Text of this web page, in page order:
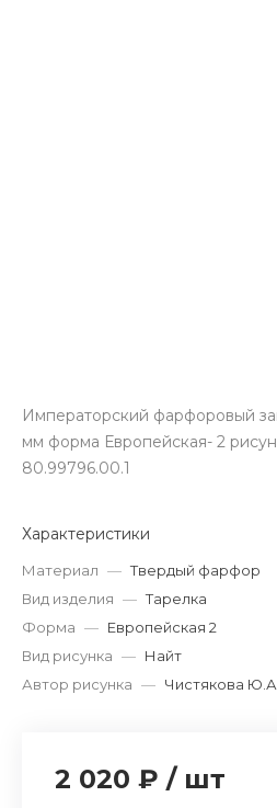
Императорский фарфоровый
мм форма Европейская- 2
80.99796.00.1
Характеристики
Материал — Твердый фарфор
Вид изделия — Тарелка
Форма — Европейская 2
Вид рисунка — Найт
Автор рисунка — Чистякова Ю.А.
2 020 ₽ / шт